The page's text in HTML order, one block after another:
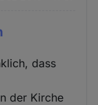
dass
der Kirche